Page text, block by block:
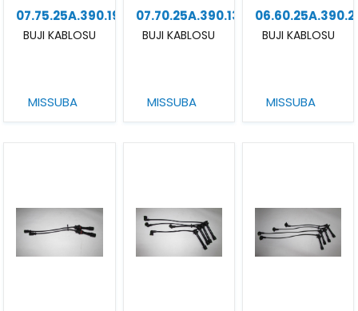
07.75.25A.390.19
BUJI KABLOSU
MISSUBA
07.70.25A.390.13
BUJI KABLOSU
MISSUBA
BUJI KABLOSU
MISSUBA